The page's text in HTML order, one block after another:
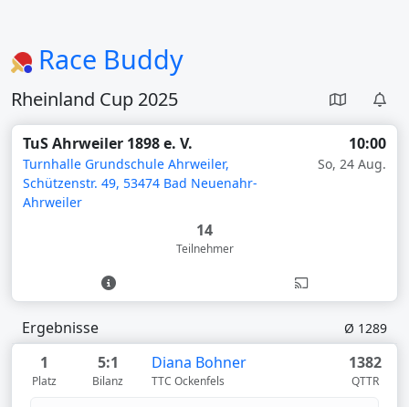
Race Buddy
Rheinland Cup 2025
TuS Ahrweiler 1898 e. V.
Turnhalle Grundschule Ahrweiler,
Schützenstr. 49, 53474 Bad Neuenahr-
Ahrweiler
10:00
So, 24 Aug.
14
Teilnehmer
Ergebnisse Ø 1289
1
Platz
5:1
Bilanz
Diana Bohner
TTC Ockenfels
1382
QTTR